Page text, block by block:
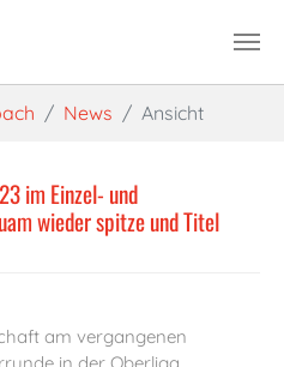
News Ansicht
im Einzel- und
wieder spitze und Titel
am vergangenen